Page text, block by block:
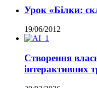
Урок «Білки:
19/06/2012
Створення
інтерактивних